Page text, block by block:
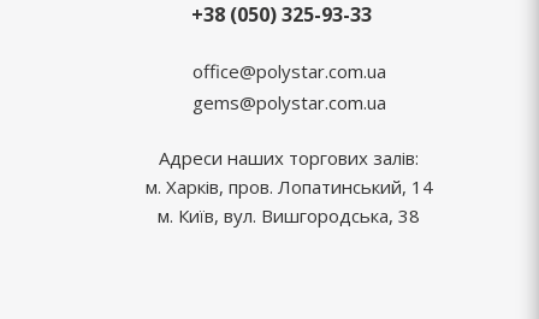
+38 (050) 325-93-33
office@polystar.com.ua
gems@polystar.com.ua
Адреси наших торгових залів:
м. Харків, пров. Лопатинський, 14
м. Київ, вул. Вишгородська, 38